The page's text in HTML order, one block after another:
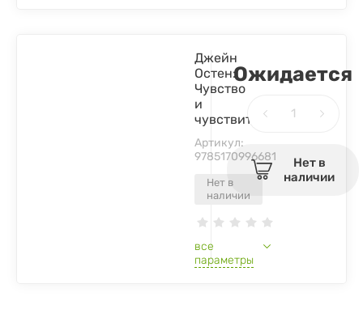
Нет в
наличии
Джейн
Остен:
Чувство
и
чувствительность
Артикул:
9785170996681
все
параметры
Ожидается
Нет в
наличии